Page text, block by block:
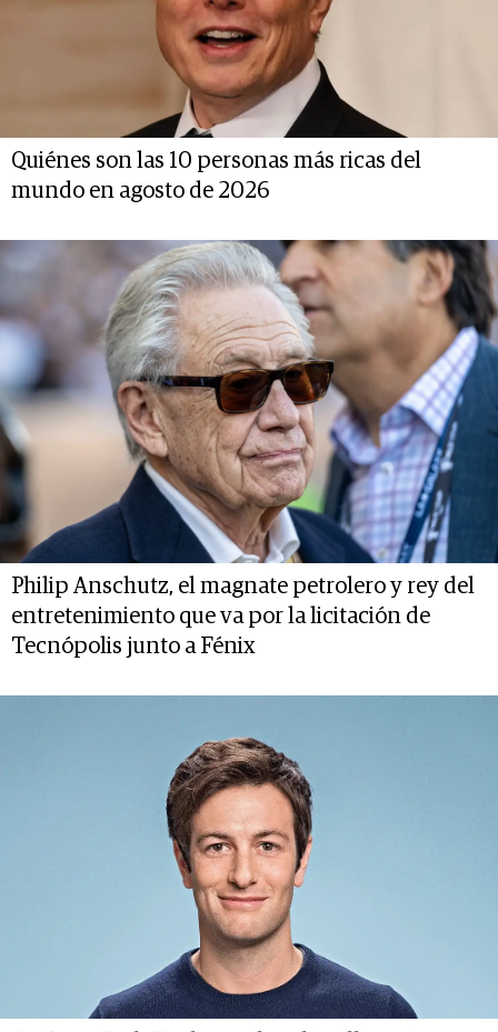
Quiénes son las 10 personas más ricas del
mundo en agosto de 2026
Philip Anschutz, el magnate petrolero y rey del
entretenimiento que va por la licitación de
Tecnópolis junto a Fénix